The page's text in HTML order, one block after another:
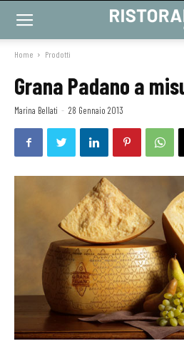
Home Prodotti
Grana Padano a
Marina Bellati - 28 Gennaio 2013